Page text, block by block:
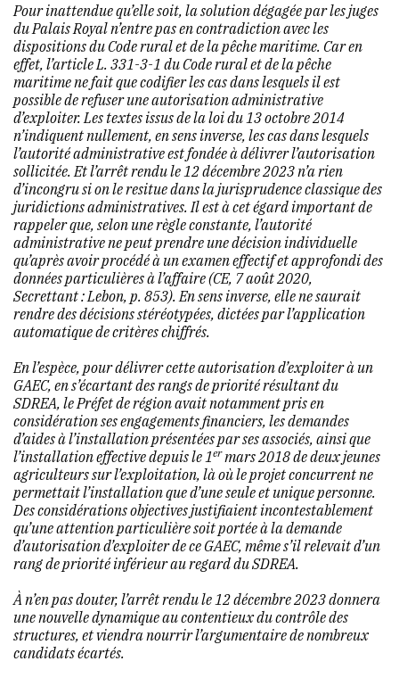
Pour inattendue qu’elle soit, la solution dégagée par les juges
du Palais Royal n’entre pas en contradiction avec les
dispositions du Code rural et de la pêche maritime. Car en
effet, l’article L. 331-3-1 du Code rural et de la pêche
maritime ne fait que codifier les cas dans lesquels il est
possible de refuser une autorisation administrative
d’exploiter. Les textes issus de la loi du 13 octobre 2014
n’indiquent nullement, en sens inverse, les cas dans lesquels
l’autorité administrative est fondée à délivrer l’autorisation
sollicitée. Et l’arrêt rendu le 12 décembre 2023 n’a rien
d’incongru si on le resitue dans la jurisprudence classique des
juridictions administratives. Il est à cet égard important de
rappeler que, selon une règle constante, l’autorité
administrative ne peut prendre une décision individuelle
qu’après avoir procédé à un examen effectif et approfondi des
données particulières à l’affaire(CE, 7 août 2020,
Secrettant : Lebon, p. 853). En sens inverse, elle ne saurait
rendre des décisions stéréotypées, dictées par l’application
automatique de critères chiffrés.
En l’espèce, pour délivrer cette autorisation d’exploiter à un
GAEC, en s’écartant des rangs de priorité résultant du
SDREA, le Préfet de région avait notamment pris en
considération ses engagements financiers, les demandes
d’aides à l’installation présentées par ses associés, ainsi que
l’installation effective depuis le 1ermars 2018 de deux jeunes
agriculteurs sur l’exploitation, là où le projet concurrent ne
permettait l’installation que d’une seule et unique personne.
Des considérations objectives justifiaient incontestablement
qu’une attention particulière soit portée à la demande
d’autorisation d’exploiter de ce GAEC, même s’il relevait d’un
rang de priorité inférieur au regard du SDREA.
À n’en pas douter, l’arrêt rendu le 12 décembre 2023 donnera
une nouvelle dynamique au contentieux du contrôle des
structures, et viendra nourrir l’argumentaire de nombreux
candidats écartés.